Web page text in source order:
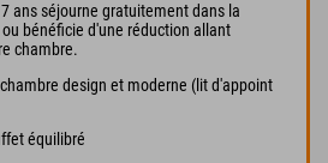
ans séjourne gratuitement dans la
bénéficie d'une réduction allant
chambre.
design et moderne (lit d'appoint
équilibré